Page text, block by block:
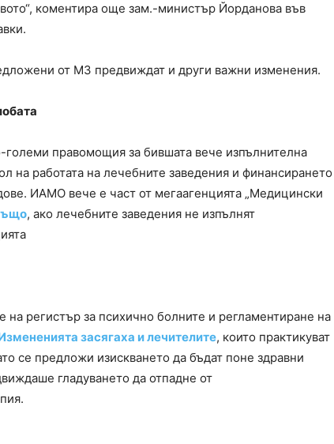
коментира още зам.-министър Йорданова във
от МЗ предвиждат и други важни изменения.
големи правомощия за бившата вече изпълнителна
на работата на лечебните заведения и финансирането
ИАМО вече е част от мегаагенцията „Медицински
, ако лечебните заведения не изпълнят
на регистър за психично болните и регламентиране на
засягаха и лечителите, които практикуват
се предложи изискването да бъдат поне здравни
гладуването да отпадне от